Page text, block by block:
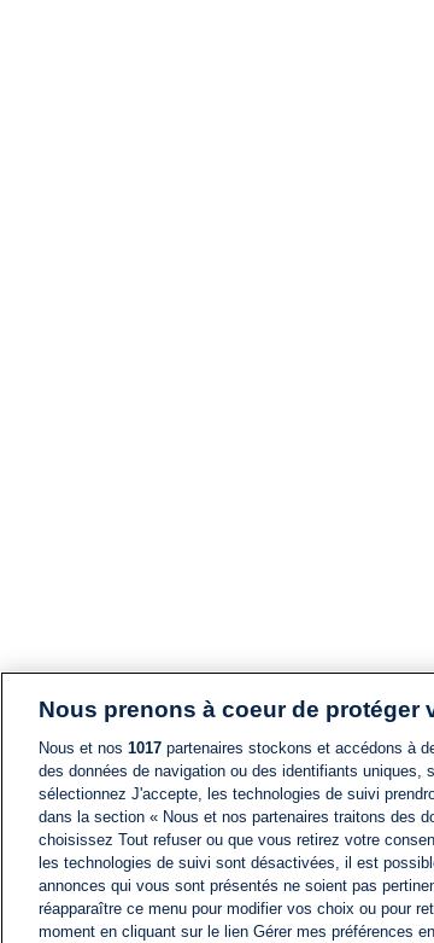
Nous prenons à coeur de protéger
Nous et nos 1017 partenaires stockons et accédons à
des données de navigation ou des identifiants uniques,
sélectionnez J'accepte, les technologies de suivi
dans la section « Nous et nos partenaires traitons des
choisissez Tout refuser ou que vous retirez votre
les technologies de suivi sont désactivées, il est
annonces qui vous sont présentés ne soient pas
réapparaître ce menu pour modifier vos choix ou pour
moment en cliquant sur le lien Gérer mes préférences